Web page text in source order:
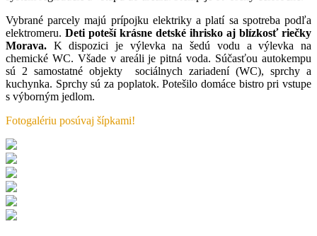
Vybrané parcely majú prípojku elektriky a platí sa spotreba podľa
elektromeru. Deti poteší krásne detské ihrisko aj blízkosť riečky
Morava. K dispozici je výlevka na šedú vodu a výlevka na
chemické WC. Všade v areáli je pitná voda. Súčasťou autokempu
sú 2 samostatné objekty sociálnych zariadení (WC), sprchy a
kuchynka. Sprchy sú za poplatok. Potešilo domáce bistro pri vstupe
s výborným jedlom.
Fotogalériu posúvaj šípkami!